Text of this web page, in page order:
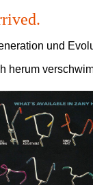
und
herum